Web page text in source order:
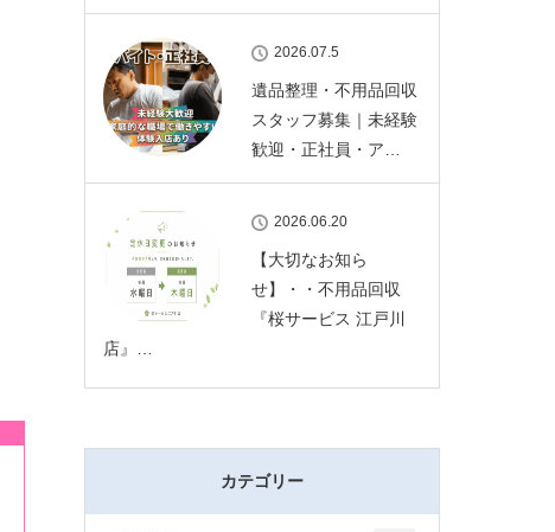
2026.07.5
遺品整理・不用品回収
スタッフ募集｜未経験
歓迎・正社員・ア…
2026.06.20
【大切なお知ら
せ】・・不用品回収
『桜サービス 江戸川
店』…
カテゴリー